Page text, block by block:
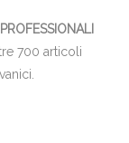
700 articoli